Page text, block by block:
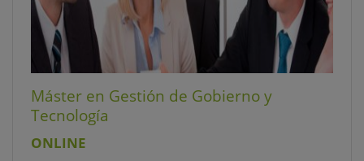
Máster en Gestión de Gobierno y
Tecnología
ONLINE